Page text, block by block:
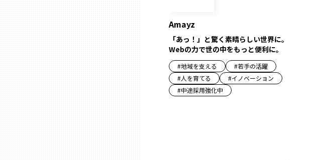
Amayz
「あっ！」と驚く素晴らしい世界に。
Webの力で世の中をもっと便利に。
#地域を支える #若手の活躍
#人を育てる #イノベーション
#中途採用強化中